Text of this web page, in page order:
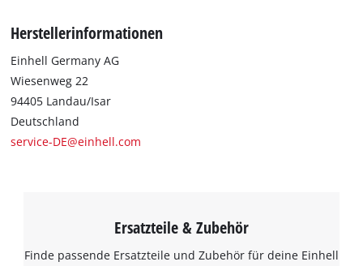
Herstellerinformationen
Einhell Germany AG
Wiesenweg 22
94405 Landau/Isar
Deutschland
service-DE@einhell.com
Ersatzteile & Zubehör
Finde passende Ersatzteile und Zubehör für deine Einhell